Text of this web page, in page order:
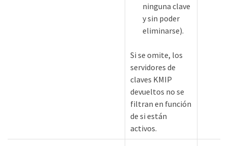
ninguna clave
y sin poder
eliminarse).
Si se omite, los
servidores de
claves KMIP
devueltos no se
filtran en función
de si están
activos.